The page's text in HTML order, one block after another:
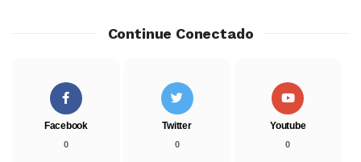
Continue Conectado
Facebook
0
Twitter
0
Youtube
0